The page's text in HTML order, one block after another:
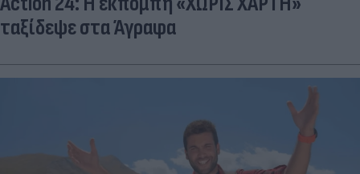
ταξίδεψε στα Άγραφα